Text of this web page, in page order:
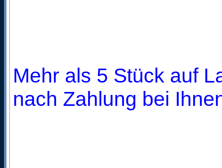
Mehr als 5 Stück auf
nach Zahlung bei